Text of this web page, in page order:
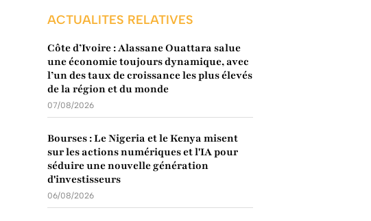
ACTUALITES RELATIVES
Côte d’Ivoire : Alassane Ouattara salue
une économie toujours dynamique, avec
l’un des taux de croissance les plus élevés
de la région et du monde
07/08/2026
Bourses : Le Nigeria et le Kenya misent
sur les actions numériques et l'IA pour
séduire une nouvelle génération
d'investisseurs
06/08/2026